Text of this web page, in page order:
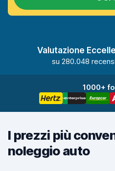
Valutazione
su 280.048
1000+
I prezzi più
noleggio auto